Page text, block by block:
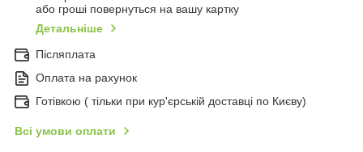
або гроші повернуться на вашу картку
Детальніше
Післяплата
Оплата на рахунок
Готівкою ( тільки при кур'єрській доставці по Києву)
Всі умови оплати